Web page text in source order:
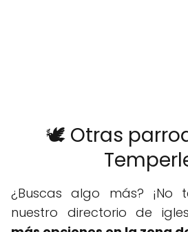
🕊️ Otras
¿Buscas algo más? ¡No
nuestro directorio de